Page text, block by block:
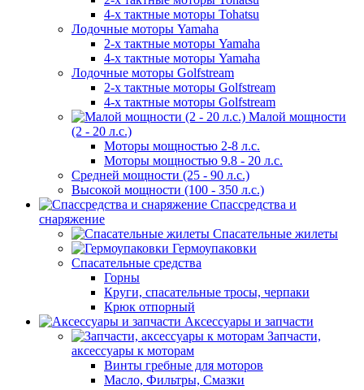
4-х тактные моторы Tohatsu
Лодочные моторы Yamaha
2-х тактные моторы Yamaha
4-х тактные моторы Yamaha
Лодочные моторы Golfstream
2-х тактные моторы Golfstream
4-х тактные моторы Golfstream
Малой мощности
(2 - 20 л.с.)
Моторы мощностью 2-8 л.с.
Моторы мощностью 9.8 - 20 л.с.
Средней мощности (25 - 90 л.с.)
Высокой мощности (100 - 350 л.с.)
Спассредства и
снаряжение
Спасательные жилеты
Гермоупаковки
Спасательные средства
Горны
Круги, спасательные тросы, черпаки
Крюк отпорный
Аксессуары и запчасти
Запчасти,
аксессуары к моторам
Винты гребные для моторов
Масло, Фильтры, Смазки